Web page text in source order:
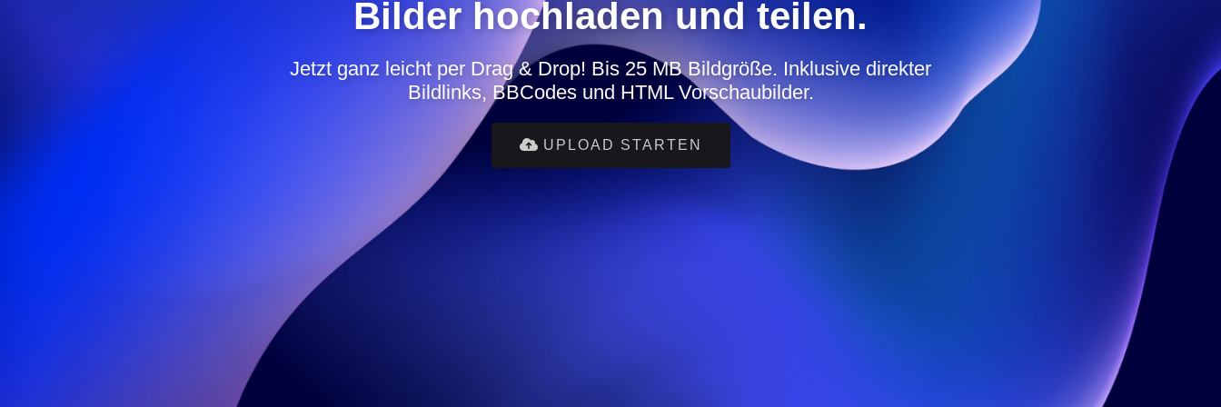
Bilder hochladen und teilen.
Jetzt ganz leicht per Drag & Drop! Bis 25 MB Bildgröße. Inklusive direkter
Bildlinks, BBCodes und HTML Vorschaubilder.
UPLOAD STARTEN